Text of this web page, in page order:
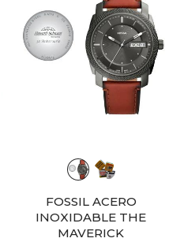
FOSSIL ACERO
INOXIDABLE THE
MAVERICK